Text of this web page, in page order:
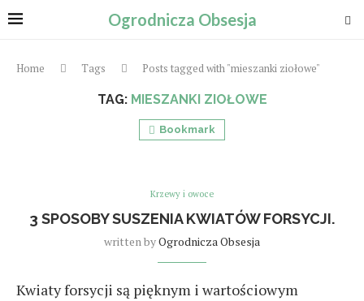
Ogrodnicza Obsesja
Home Tags Posts tagged with "mieszanki ziołowe"
TAG: MIESZANKI ZIOŁOWE
Bookmark
Krzewy i owoce
3 SPOSOBY SUSZENIA KWIATÓW FORSYCJI.
written byOgrodnicza Obsesja
Kwiaty forsycji są pięknym i wartościowym